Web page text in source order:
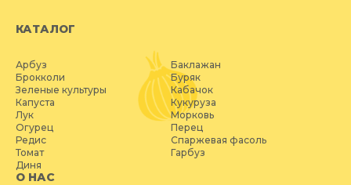
КАТАЛОГ
Арбуз
Баклажан
Брокколи
Буряк
Зеленые культуры
Кабачок
Капуста
Кукуруза
Лук
Морковь
Огурец
Перец
Редис
Спаржевая фасоль
Томат
Гарбуз
Диня
О НАС